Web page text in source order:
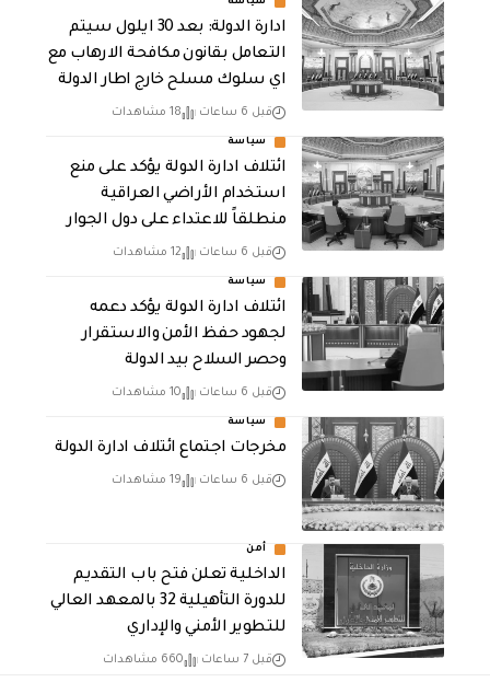
سياسة
ادارة الدولة: بعد 30 ايلول سيتم
التعامل بقانون مكافحة الارهاب مع
اي سلوك مسلح خارج اطار الدولة
قبل 6 ساعات 18 مشاهدات
سياسة
ائتلاف ادارة الدولة يؤكد على منع
استخدام الأراضي العراقية
منطلقاً للاعتداء على دول الجوار
قبل 6 ساعات 12 مشاهدات
سياسة
ائتلاف ادارة الدولة يؤكد دعمه
لجهود حفظ الأمن والاستقرار
وحصر السلاح بيد الدولة
قبل 6 ساعات 10 مشاهدات
سياسة
مخرجات اجتماع ائتلاف ادارة الدولة
قبل 6 ساعات 19 مشاهدات
أمن
الداخلية تعلن فتح باب التقديم
للدورة التأهيلية 32 بالمعهد العالي
للتطوير الأمني والإداري
قبل 7 ساعات 660 مشاهدات